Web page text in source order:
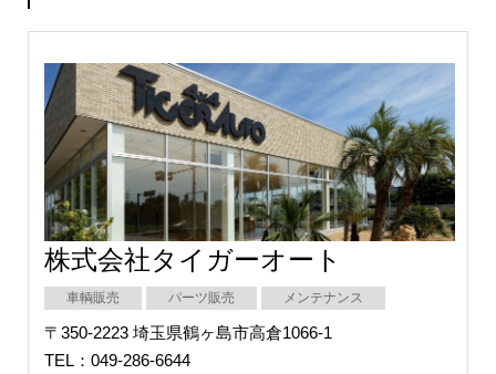
株式会社タイガーオート
車輌販売 パーツ販売 メンテナンス
〒350-2223 埼玉県鶴ヶ島市高倉1066-1
TEL：049-286-6644